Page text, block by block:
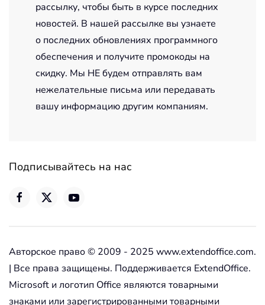
рассылку, чтобы быть в курсе последних
новостей. В нашей рассылке вы узнаете
о последних обновлениях программного
обеспечения и получите промокоды на
скидку. Мы НЕ будем отправлять вам
нежелательные письма или передавать
вашу информацию другим компаниям.
Подписывайтесь на нас
Авторское право © 2009 - 2025 www.extendoffice.com.
| Все права защищены. Поддерживается ExtendOffice.
Microsoft и логотип Office являются товарными
знаками или зарегистрированными товарными